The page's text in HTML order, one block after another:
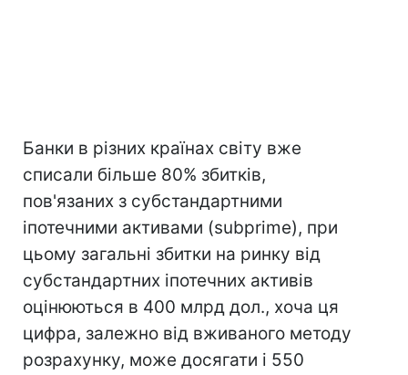
Банки в різних країнах світу вже
списали більше 80% збитків,
пов'язаних з субстандартними
іпотечними активами (subprime), при
цьому загальні збитки на ринку від
субстандартних іпотечних активів
оцінюються в 400 млрд дол., хоча ця
цифра, залежно від вживаного методу
розрахунку, може досягати і 550